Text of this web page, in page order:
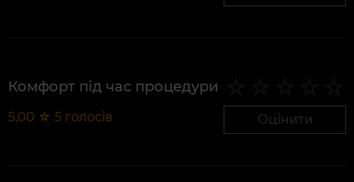
Комфорт під час процедури
5,00 ☆ 5 голосів Оцінити